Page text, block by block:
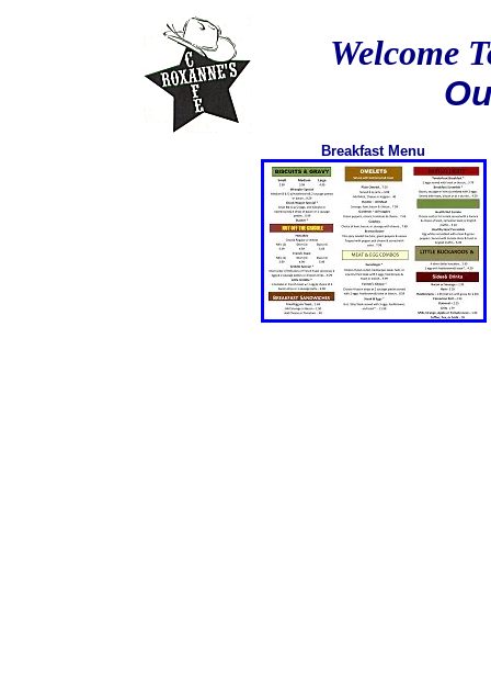
Welcome
Breakfast Menu